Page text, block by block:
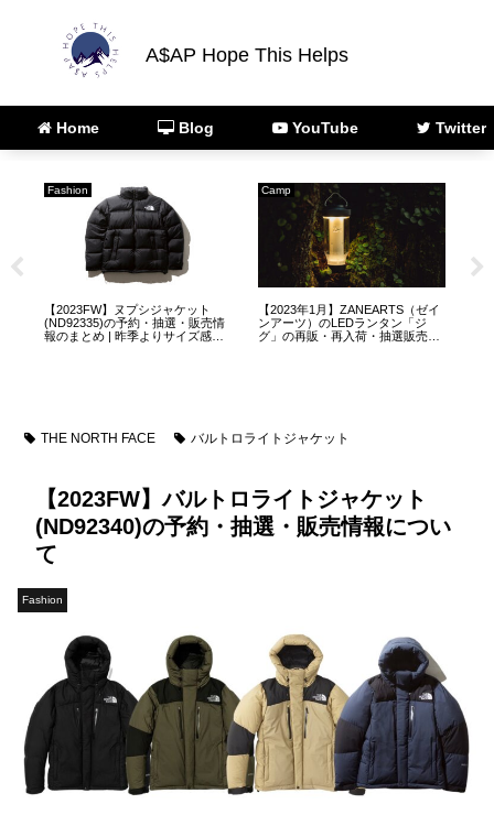
A$AP Hope This Helps
Home Blog YouTube Twitter
Fashion
【2023FW】ヌプシジャケット
(ND92335)の予約・抽選・販売情
報のまとめ | 昨季よりサイズ感が
Camp
【2023年1月】ZANEARTS（ゼイ
ンアーツ）のLEDランタン「ジ
グ」の再販・再入荷・抽選販売に
THE NORTH FACE バルトロライトジャケット
【2023FW】バルトロライトジャケット
(ND92340)の予約・抽選・販売情報につい
て
Fashion